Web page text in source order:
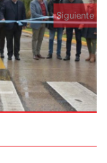
Siguiente